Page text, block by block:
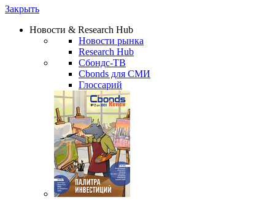
Закрыть
Новости & Research Hub
Новости рынка
Research Hub
Сбондс-ТВ
Cbonds для СМИ
Глоссарий